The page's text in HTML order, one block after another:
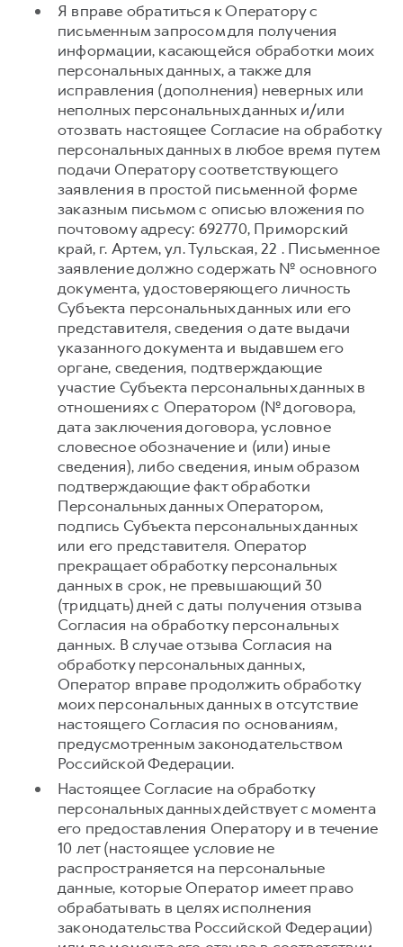
Я вправе обратиться к Оператору с
письменным запросом для получения
информации, касающейся обработки моих
персональных данных, а также для
исправления (дополнения) неверных или
неполных персональных данных и/или
отозвать настоящее Согласие на обработку
персональных данных в любое время путем
подачи Оператору соответствующего
заявления в простой письменной форме
заказным письмом с описью вложения по
почтовому адресу: 692770, Приморский
край, г. Артем, ул. Тульская, 22 . Письменное
заявление должно содержать № основного
документа, удостоверяющего личность
Субъекта персональных данных или его
представителя, сведения о дате выдачи
указанного документа и выдавшем его
органе, сведения, подтверждающие
участие Субъекта персональных данных в
отношениях с Оператором (№ договора,
дата заключения договора, условное
словесное обозначение и (или) иные
сведения), либо сведения, иным образом
подтверждающие факт обработки
Персональных данных Оператором,
подпись Субъекта персональных данных
или его представителя. Оператор
прекращает обработку персональных
данных в срок, не превышающий 30
(тридцать) дней с даты получения отзыва
Согласия на обработку персональных
данных. В случае отзыва Согласия на
обработку персональных данных,
Оператор вправе продолжить обработку
моих персональных данных в отсутствие
настоящего Согласия по основаниям,
предусмотренным законодательством
Российской Федерации.
Настоящее Согласие на обработку
персональных данных действует с момента
его предоставления Оператору и в течение
10 лет (настоящее условие не
распространяется на персональные
данные, которые Оператор имеет право
обрабатывать в целях исполнения
законодательства Российской Федерации)